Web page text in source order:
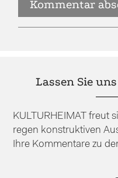
Lassen Sie
KULTURHEIMAT freut
regen konstruktiven
Ihre Kommentare zu